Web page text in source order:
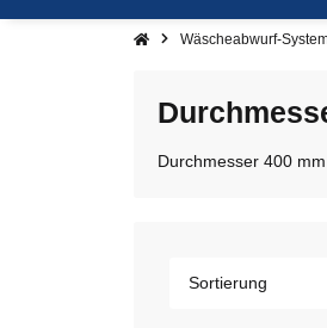
Wäscheabwurf-
Durchmesser 400 mm
Sortierung